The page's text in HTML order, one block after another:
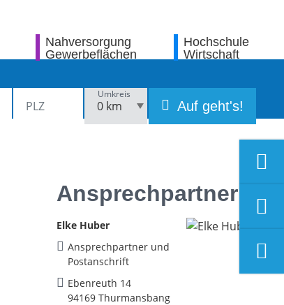
Nahversorgung
Gewerbeflächen
Hochschule
Wirtschaft
Umkreis
Auf geht's!
Ansprechpartner
Elke Huber
Ansprechpartner und
Postanschrift
Ebenreuth 14
94169 Thurmansbang